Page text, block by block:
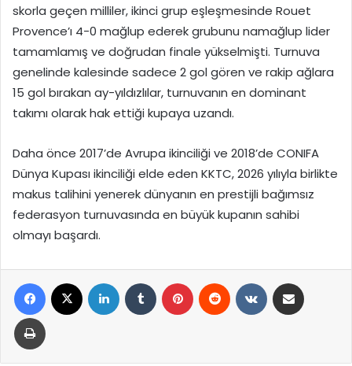
skorla geçen milliler, ikinci grup eşleşmesinde Rouet
Provence’ı 4-0 mağlup ederek grubunu namağlup lider
tamamlamış ve doğrudan finale yükselmişti. Turnuva
genelinde kalesinde sadece 2 gol gören ve rakip ağlara
15 gol bırakan ay-yıldızlılar, turnuvanın en dominant
takımı olarak hak ettiği kupaya uzandı.
Daha önce 2017’de Avrupa ikinciliği ve 2018’de CONIFA
Dünya Kupası ikinciliği elde eden KKTC, 2026 yılıyla birlikte
makus talihini yenerek dünyanın en prestijli bağımsız
federasyon turnuvasında en büyük kupanın sahibi
olmayı başardı.
Facebook LinkedIn Tumblr Pinterest Reddit VKontakte
Yazdır